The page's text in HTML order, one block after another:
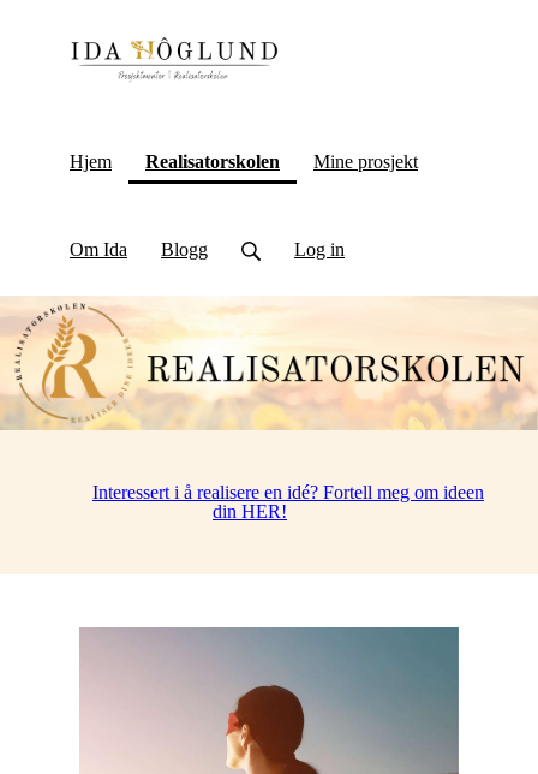
Hjem Realisatorskolen (current)
Mine prosjekt
Om Ida Blogg Log in
Interessert i å realisere en idé? Fortell meg om ideen
din HER!